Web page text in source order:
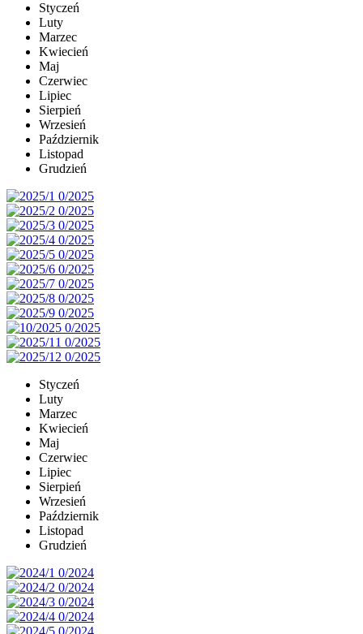
Styczeń
Luty
Marzec
Kwiecień
Maj
Czerwiec
Lipiec
Sierpień
Wrzesień
Październik
Listopad
Grudzień
Styczeń
Luty
Marzec
Kwiecień
Maj
Czerwiec
Lipiec
Sierpień
Wrzesień
Październik
Listopad
Grudzień